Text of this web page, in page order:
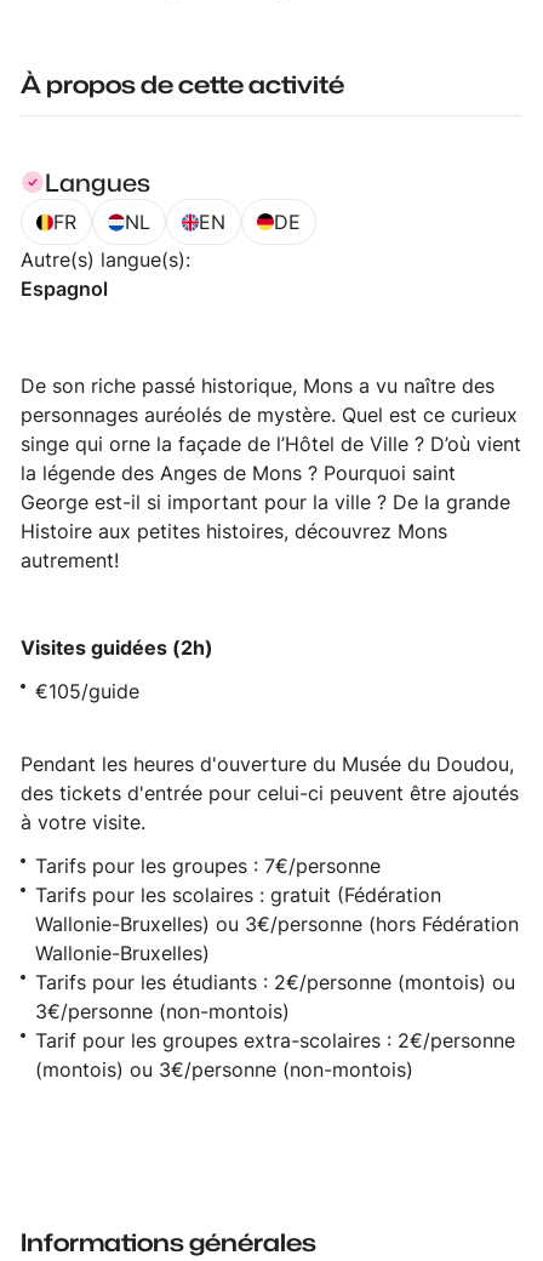
À propos de cette activité
Langues
FR NL EN
DE
Autre(s) langue(s):
Espagnol
De son riche passé historique, Mons a vu naître des
personnages auréolés de mystère. Quel est ce curieux
singe qui orne la façade de l’Hôtel de Ville ? D’où vient
la légende des Anges de Mons ? Pourquoi saint
George est-il si important pour la ville ? De la grande
Histoire aux petites histoires, découvrez Mons
autrement!
Visites guidées (2h)
€105/guide
Pendant les heures d'ouverture du Musée du Doudou,
des tickets d'entrée pour celui-ci peuvent être ajoutés
à votre visite.
Tarifs pour les groupes : 7€/personne
Tarifs pour les scolaires : gratuit (Fédération
Wallonie-Bruxelles) ou 3€/personne (hors Fédération
Wallonie-Bruxelles)
Tarifs pour les étudiants : 2€/personne (montois) ou
3€/personne (non-montois)
Tarif pour les groupes extra-scolaires : 2€/personne
(montois) ou 3€/personne (non-montois)
Informations générales